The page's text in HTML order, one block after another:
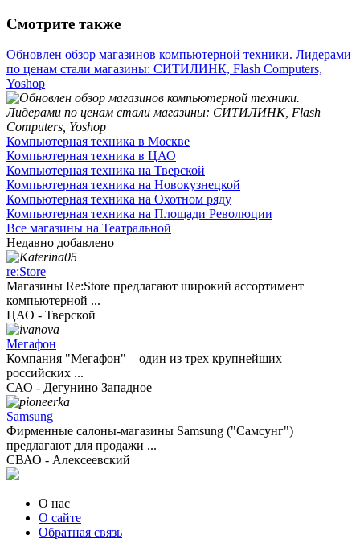
Смотрите также
Обновлен обзор магазинов компьютерной техники. Лидерами
по ценам стали магазины: СИТИЛИНК, Flash Computers,
Yoshop
Компьютерная техника в Москве
Компьютерная техника в ЦАО
Компьютерная техника на Тверской
Компьютерная техника на Новокузнецкой
Компьютерная техника на Охотном ряду
Компьютерная техника на Площади Революции
Все магазины на Театральной
Недавно добавлено
re:Store
Магазины Re:Store предлагают широкий ассортимент
компьютерной ...
ЦАО - Тверской
Мегафон
Компания "Мегафон" – один из трех крупнейших
российских ...
САО - Дегунино Западное
Samsung
Фирменные салоны-магазины Samsung ("Самсунг")
предлагают для продажи ...
СВАО - Алексеевский
О нас
О сайте
Обратная связь